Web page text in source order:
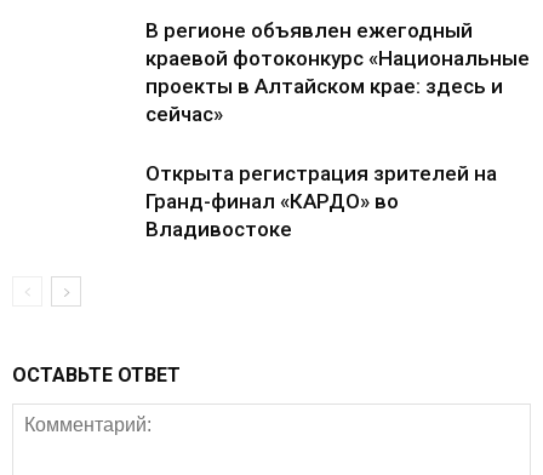
В регионе объявлен ежегодный
краевой фотоконкурс «Национальные
проекты в Алтайском крае: здесь и
сейчас»
Открыта регистрация зрителей на
Гранд-финал «КАРДО» во
Владивостоке
ОСТАВЬТЕ ОТВЕТ